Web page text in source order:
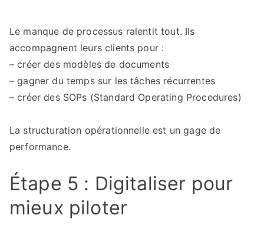
Le manque de processus ralentit tout. Ils
accompagnent leurs clients pour :
– créer des modèles de documents
– gagner du temps sur les tâches récurrentes
– créer des SOPs (Standard Operating Procedures)
La structuration opérationnelle est un gage de
performance.
Étape 5 : Digitaliser pour
mieux piloter